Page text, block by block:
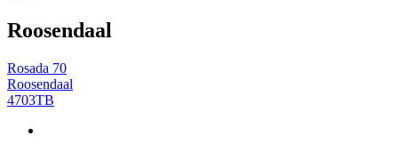
Roosendaal
Rosada 70
Roosendaal
4703TB